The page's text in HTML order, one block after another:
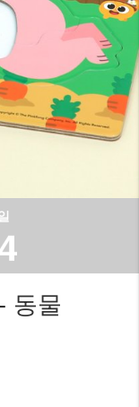
2
동물